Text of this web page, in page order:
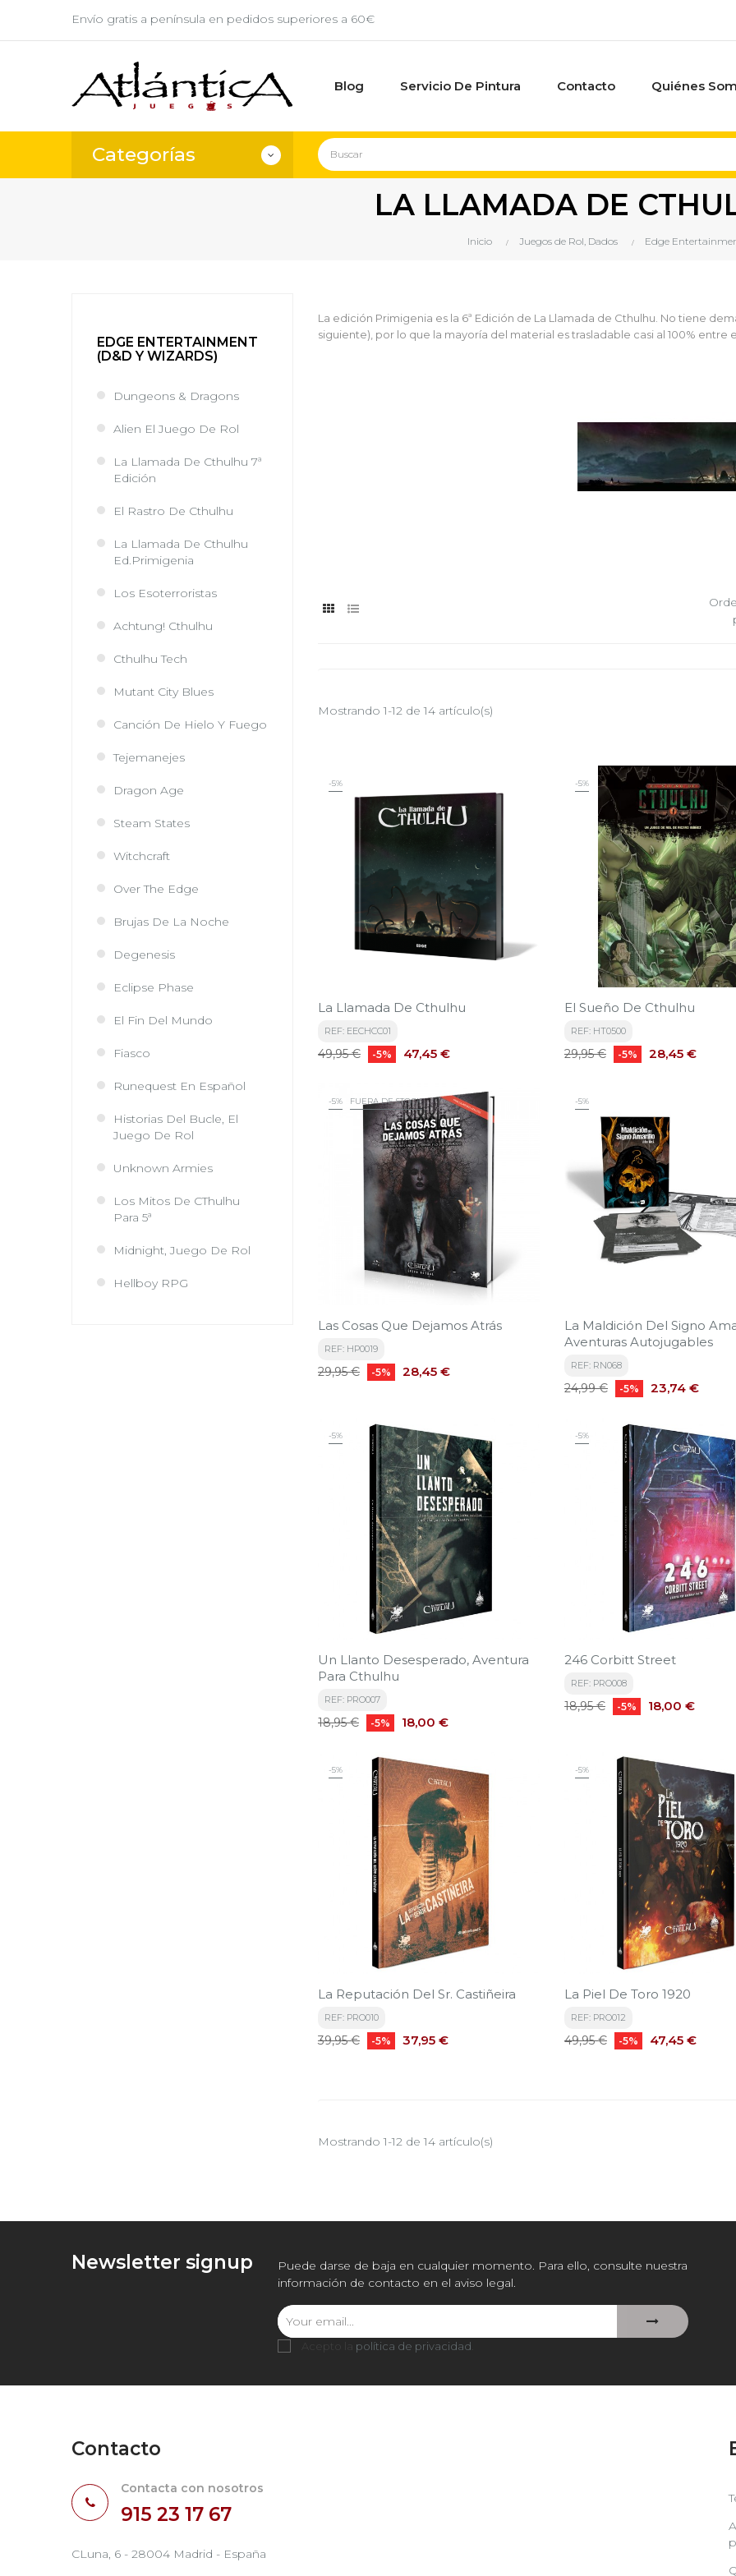
Envío gratis a península en pedidos superiores a 60€
Blog Servicio De Pintura Contacto Quiénes
Categorías
LA LLAMADA DE
Inicio Juegos de Rol, Dados Edge
EDGE ENTERTAINMENT
(D&D Y WIZARDS)
Dungeons & Dragons
Alien El Juego De Rol
La Llamada De Cthulhu 7ª
Edición
El Rastro De Cthulhu
La Llamada De Cthulhu
Ed.Primigenia
Los Esoterroristas
Achtung! Cthulhu
Cthulhu Tech
Mutant City Blues
Canción De Hielo Y Fuego
Tejemanejes
Dragon Age
Steam States
Witchcraft
Over The Edge
Brujas De La Noche
Degenesis
Eclipse Phase
El Fin Del Mundo
Fiasco
Runequest En Español
Historias Del Bucle, El
Juego De Rol
Unknown Armies
Los Mitos De CThulhu
Para 5ª
Midnight, Juego De Rol
Hellboy RPG
La edición Primigenia es la 6ª Edición de La Llamada de Cthulhu. No tiene
siguiente), por lo que la mayoría del material es trasladable casi al 100% entre
Mostrando 1-12 de 14 artículo(s)
-5%
La Llamada De Cthulhu
REF: EECHCC01
Precio
49,95 € -5% Precio
47,45 €
-5%
El Sueño De Cthulhu
REF: HT0500
Precio
29,95 € -5% Precio
28,45 €
-5% FUERA DE STOCK
Las Cosas Que Dejamos Atrás
REF: HP0019
Precio
29,95 € -5% Precio
28,45 €
-5%
La Maldición Del Signo
Aventuras Autojugables
REF: RN068
Precio
24,99 € -5% Precio
23,74 €
-5%
Un Llanto Desesperado, Aventura
Para Cthulhu
REF: PRO007
Precio
18,95 € -5% Precio
18,00 €
-5%
246 Corbitt Street
REF: PRO008
Precio
18,95 € -5% Precio
18,00 €
-5%
La Reputación Del Sr. Castiñeira
REF: PRO010
Precio
39,95 € -5% Precio
37,95 €
-5%
La Piel De Toro 1920
REF: PRO012
Precio
49,95 € -5% Precio
47,45 €
Mostrando 1-12 de 14 artículo(s)
Newsletter signup
Puede darse de baja en cualquier momento. Para ello, consulte nuestra
información de contacto en el aviso legal.
Acepto la política de privacidad
Contacto
Contacta con nosotros
915 23 17 67
CLuna, 6 - 28004 Madrid - España